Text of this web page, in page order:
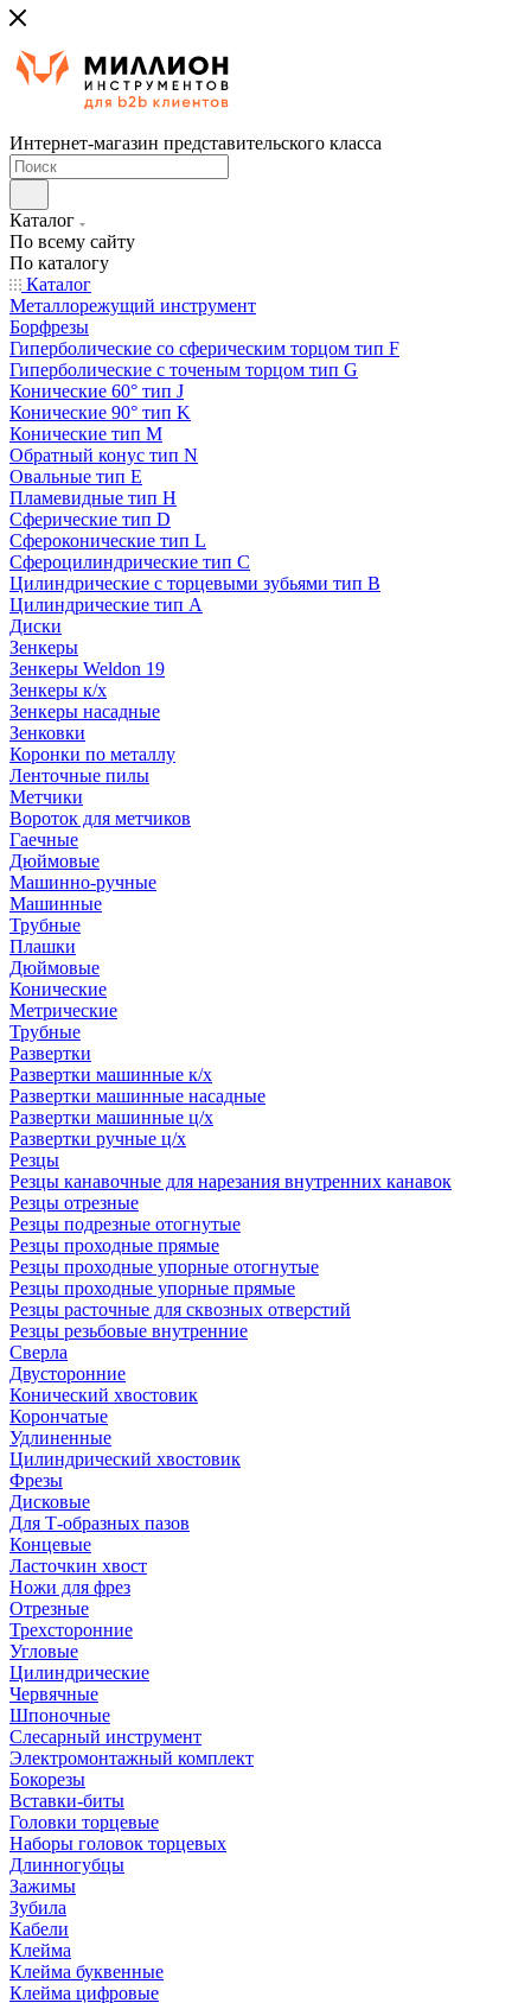
Интернет-магазин представительского класса
Каталог
По всему сайту
По каталогу
Каталог
Металлорежущий инструмент
Борфрезы
Гиперболические cо сферическим торцом тип F
Гиперболические с точеным торцом тип G
Конические 60° тип J
Конические 90° тип K
Конические тип M
Обратный конус тип N
Овальные тип E
Пламевидные тип H
Сферические тип D
Сфероконические тип L
Сфероцилиндрические тип C
Цилиндрические с торцевыми зубьями тип B
Цилиндрические тип А
Диски
Зенкеры
Зенкеры Weldon 19
Зенкеры к/х
Зенкеры насадные
Зенковки
Коронки по металлу
Ленточные пилы
Метчики
Вороток для метчиков
Гаечные
Дюймовые
Машинно-ручные
Машинные
Трубные
Плашки
Дюймовые
Конические
Метрические
Трубные
Развертки
Развертки машинные к/х
Развертки машинные насадные
Развертки машинные ц/х
Развертки ручные ц/х
Резцы
Резцы канавочные для нарезания внутренних канавок
Резцы отрезные
Резцы подрезные отогнутые
Резцы проходные прямые
Резцы проходные упорные отогнутые
Резцы проходные упорные прямые
Резцы расточные для сквозных отверстий
Резцы резьбовые внутренние
Сверла
Двусторонние
Конический хвостовик
Корончатые
Удлиненные
Цилиндрический хвостовик
Фрезы
Дисковые
Для Т-образных пазов
Концевые
Ласточкин хвост
Ножи для фрез
Отрезные
Трехсторонние
Угловые
Цилиндрические
Червячные
Шпоночные
Слесарный инструмент
Электромонтажный комплект
Бокорезы
Вставки-биты
Головки торцевые
Наборы головок торцевых
Длинногубцы
Зажимы
Зубила
Кабели
Клейма
Клейма буквенные
Клейма цифровые